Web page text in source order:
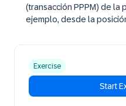
(transacción PPPM) de la
ejemplo, desde la
Exercise
Start